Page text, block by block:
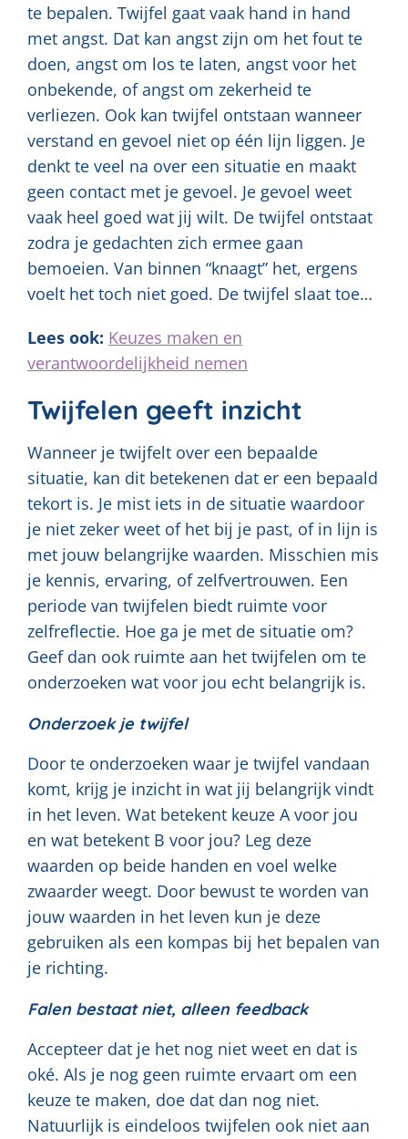
te bepalen. Twijfel gaat vaak hand in hand
met angst. Dat kan angst zijn om het fout te
doen, angst om los te laten, angst voor het
onbekende, of angst om zekerheid te
verliezen. Ook kan twijfel ontstaan wanneer
verstand en gevoel niet op één lijn liggen. Je
denkt te veel na over een situatie en maakt
geen contact met je gevoel. Je gevoel weet
vaak heel goed wat jij wilt. De twijfel ontstaat
zodra je gedachten zich ermee gaan
bemoeien. Van binnen “knaagt” het, ergens
voelt het toch niet goed. De twijfel slaat toe…
Lees ook: Keuzes maken en
verantwoordelijkheid nemen
Twijfelen geeft inzicht
Wanneer je twijfelt over een bepaalde
situatie, kan dit betekenen dat er een bepaald
tekort is. Je mist iets in de situatie waardoor
je niet zeker weet of het bij je past, of in lijn is
met jouw belangrijke waarden. Misschien mis
je kennis, ervaring, of zelfvertrouwen. Een
periode van twijfelen biedt ruimte voor
zelfreflectie. Hoe ga je met de situatie om?
Geef dan ook ruimte aan het twijfelen om te
onderzoeken wat voor jou echt belangrijk is.
Onderzoek je twijfel
Door te onderzoeken waar je twijfel vandaan
komt, krijg je inzicht in wat jij belangrijk vindt
in het leven. Wat betekent keuze A voor jou
en wat betekent B voor jou? Leg deze
waarden op beide handen en voel welke
zwaarder weegt. Door bewust te worden van
jouw waarden in het leven kun je deze
gebruiken als een kompas bij het bepalen van
je richting.
Falen bestaat niet, alleen feedback
Accepteer dat je het nog niet weet en dat is
oké. Als je nog geen ruimte ervaart om een
keuze te maken, doe dat dan nog niet.
Natuurlijk is eindeloos twijfelen ook niet aan